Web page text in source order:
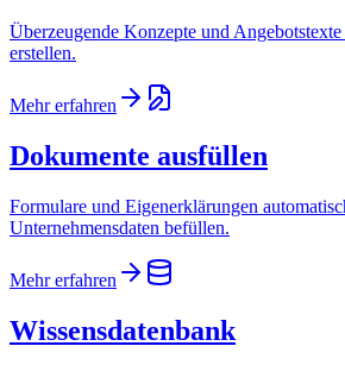
Überzeugende Konzepte und
erstellen.
Mehr erfahren
Dokumente ausfüllen
Formulare und Eigenerklärungen
Unternehmensdaten befüllen.
Mehr erfahren
Wissensdatenbank